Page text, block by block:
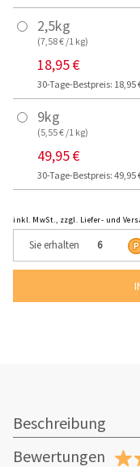
2,5kg
(7,58 € /1 kg)
18,95 €
30-Tage-Bestpreis: 18,95
9kg
(5,55 € /1 kg)
49,95 €
30-Tage-Bestpreis: 49,95
inkl. MwSt., zzgl. Liefer- und
Sie erhalten 6
Beschreibung
Bewertungen